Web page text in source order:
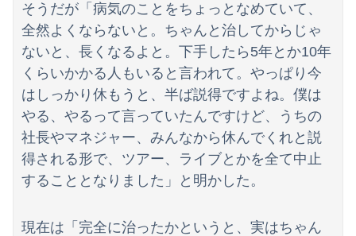
Powered by livedoor 相互RSS
そうだが「病気のことをちょっとなめていて、
全然よくならないと。ちゃんと治してからじゃ
ないと、長くなるよと。下手したら5年とか10年
くらいかかる人もいると言われて。やっぱり今
はしっかり休もうと、半ば説得ですよね。僕は
やる、やるって言っていたんですけど、うちの
社長やマネジャー、みんなから休んでくれと説
得される形で、ツアー、ライブとかを全て中止
することとなりました」と明かした。
現在は「完全に治ったかというと、実はちゃん